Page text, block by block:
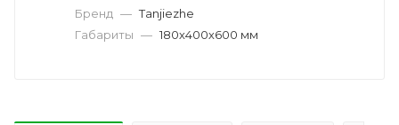
Бренд — Tanjiezhe
Габариты — 180х400х600 мм